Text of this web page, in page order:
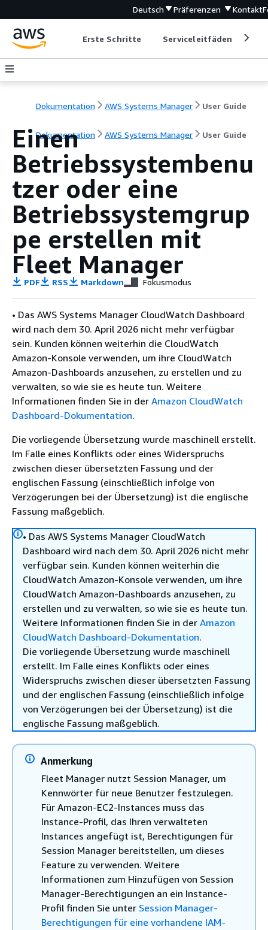
Deutsch Präferenzen Kontakt
Erste Schritte Serviceleitfäden
Dokumentation AWS Systems Manager User Guide
Dokumentation AWS Systems Manager User Guide
Einen
Betriebssystembenu
tzer oder eine
Betriebssystemgrup
pe erstellen mit
Fleet Manager
PDF RSS Markdown Fokusmodus
• Das AWS Systems Manager CloudWatch Dashboard
wird nach dem 30. April 2026 nicht mehr verfügbar
sein. Kunden können weiterhin die CloudWatch
Amazon-Konsole verwenden, um ihre CloudWatch
Amazon-Dashboards anzusehen, zu erstellen und zu
verwalten, so wie sie es heute tun. Weitere
Informationen finden Sie in der Amazon CloudWatch
Dashboard-Dokumentation.
Die vorliegende Übersetzung wurde maschinell erstellt.
Im Falle eines Konflikts oder eines Widerspruchs
zwischen dieser übersetzten Fassung und der
englischen Fassung (einschließlich infolge von
Verzögerungen bei der Übersetzung) ist die englische
Fassung maßgeblich.
• Das AWS Systems Manager CloudWatch
Dashboard wird nach dem 30. April 2026 nicht mehr
verfügbar sein. Kunden können weiterhin die
CloudWatch Amazon-Konsole verwenden, um ihre
CloudWatch Amazon-Dashboards anzusehen, zu
erstellen und zu verwalten, so wie sie es heute tun.
Weitere Informationen finden Sie in der Amazon
CloudWatch Dashboard-Dokumentation.
Die vorliegende Übersetzung wurde maschinell
erstellt. Im Falle eines Konflikts oder eines
Widerspruchs zwischen dieser übersetzten Fassung
und der englischen Fassung (einschließlich infolge
von Verzögerungen bei der Übersetzung) ist die
englische Fassung maßgeblich.
Anmerkung
Fleet Manager nutzt Session Manager, um
Kennwörter für neue Benutzer festzulegen.
Für Amazon-EC2-Instances muss das
Instance-Profil, das Ihren verwalteten
Instances angefügt ist, Berechtigungen für
Session Manager bereitstellen, um dieses
Feature zu verwenden. Weitere
Informationen zum Hinzufügen von Session
Manager-Berechtigungen an ein Instance-
Profil finden Sie unter Session Manager-
Berechtigungen für eine vorhandene IAM-